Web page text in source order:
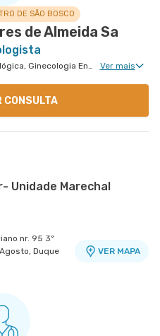
DE SÃO BOSCO
de Almeida Sa
Ginecologia Clinica, Cirurgia Ginecológica, Ginecologia Endócrina, Núcleo de Endometriose, Cirurgia Oncológica Ginecológica, Reprodução Humana, Ginecologia Oncológica, Ginecologia Videohisteroscopia Ver mais
CONSULTA
Unidade Marechal
nr. 95 3º
Duque
VER MAPA
nr. 201 -